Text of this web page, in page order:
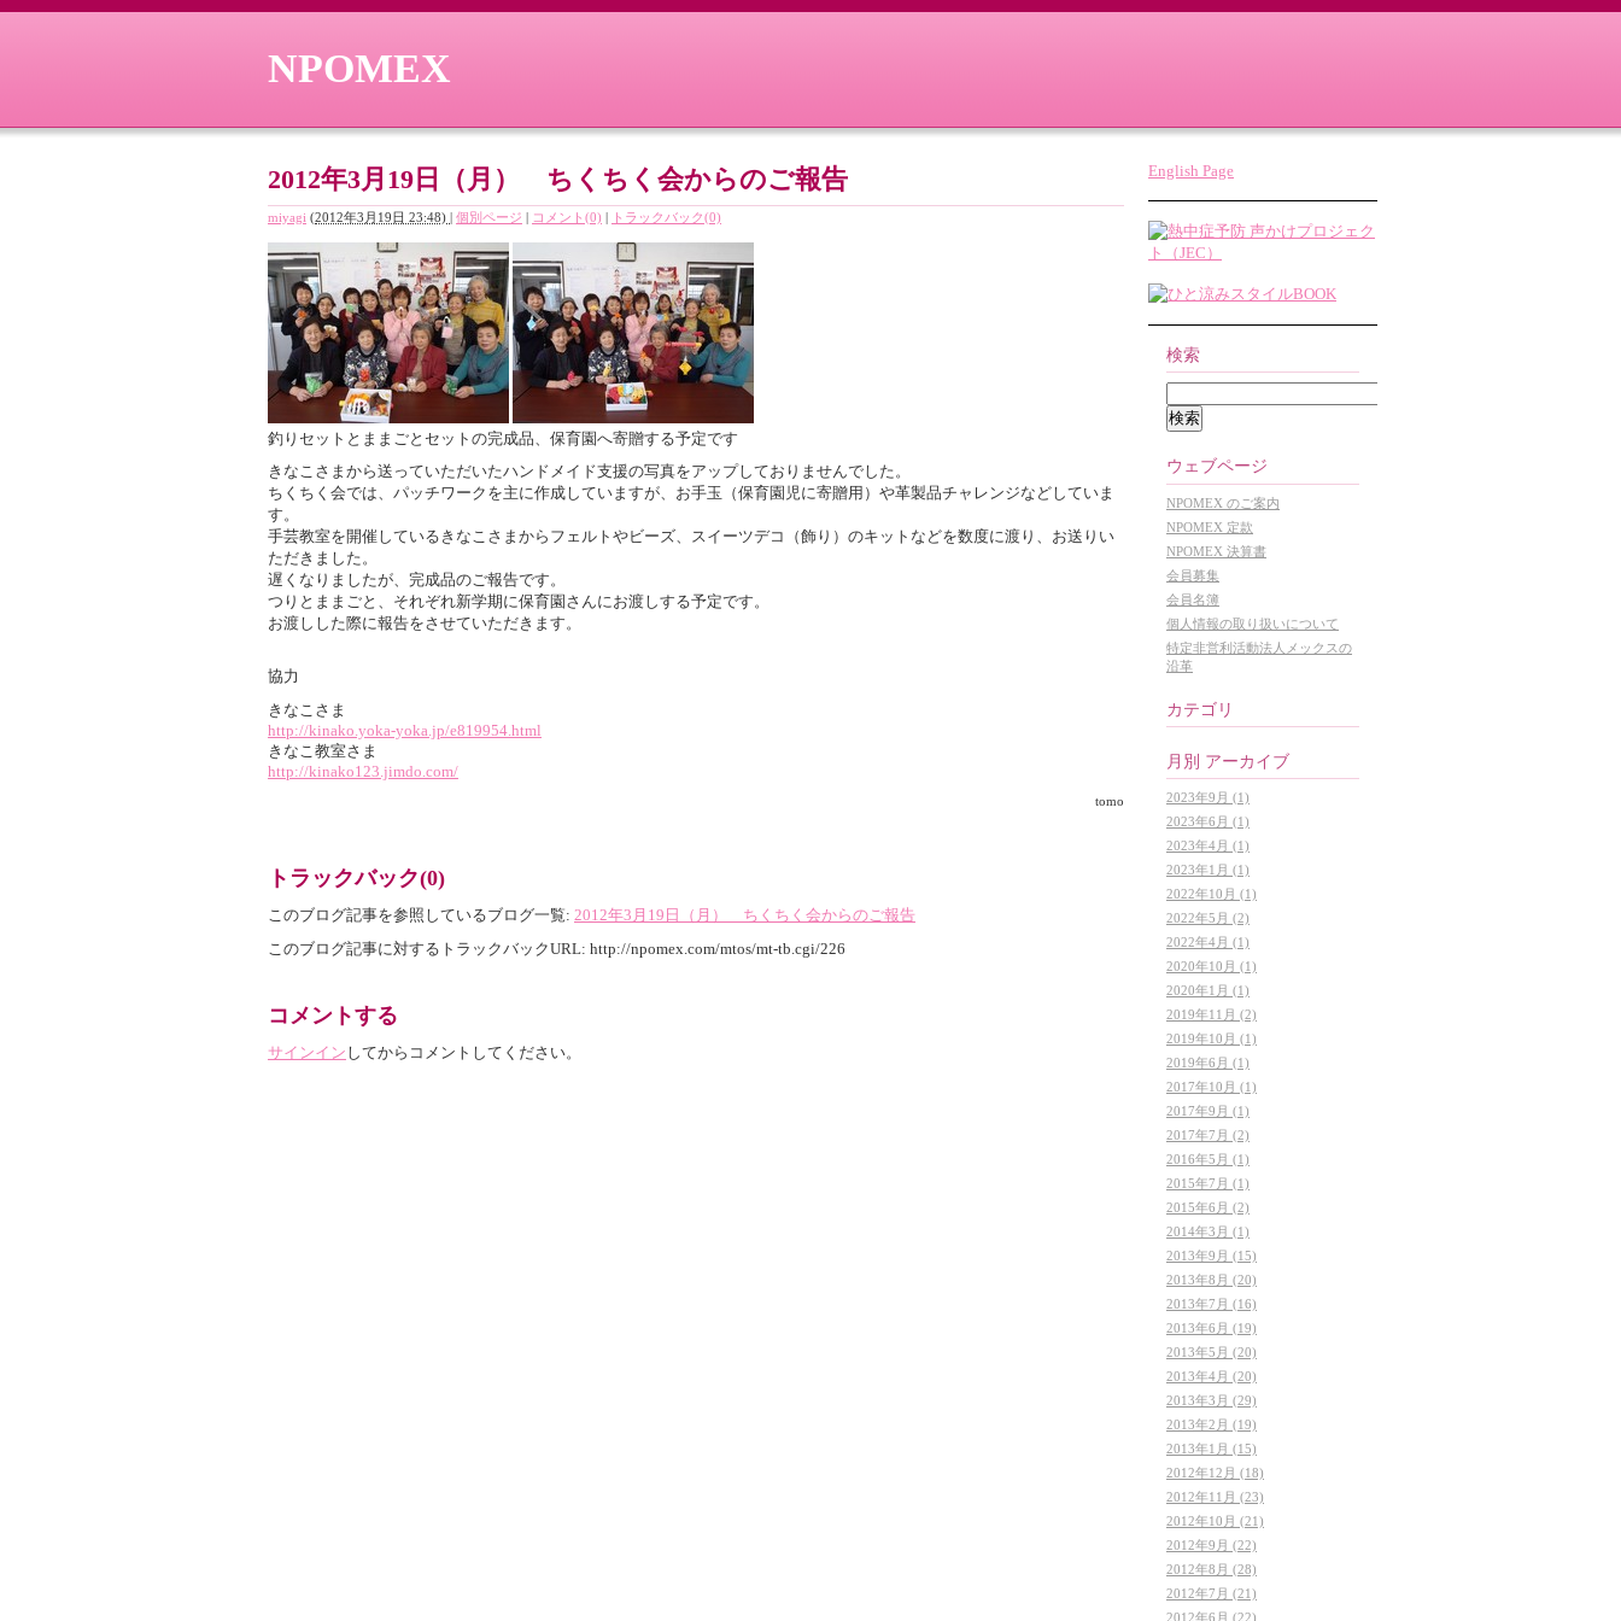
NPOMEX
2012年3月19日（月） ちくちく会からのご報告
miyagi (2012年3月19日 23:48) | 個別ページ | コメント(0) | トラックバック(0)
釣りセットとままごとセットの完成品、保育園へ寄贈する予定です
きなこさまから送っていただいたハンドメイド支援の写真をアップしておりませんでした。
ちくちく会では、パッチワークを主に作成していますが、お手玉（保育園児に寄贈用）や革製品チャレンジなどしていま
す。
手芸教室を開催しているきなこさまからフェルトやビーズ、スイーツデコ（飾り）のキットなどを数度に渡り、お送りい
ただきました。
遅くなりましたが、完成品のご報告です。
つりとままごと、それぞれ新学期に保育園さんにお渡しする予定です。
お渡しした際に報告をさせていただきます。
協力
きなこさま
http://kinako.yoka-yoka.jp/e819954.html
きなこ教室さま
http://kinako123.jimdo.com/
tomo
トラックバック(0)
このブログ記事を参照しているブログ一覧: 2012年3月19日（月） ちくちく会からのご報告
このブログ記事に対するトラックバックURL: http://npomex.com/mtos/mt-tb.cgi/226
コメントする
サインイン してからコメントしてください。
English Page
検索
ウェブページ
NPOMEX のご案内
NPOMEX 定款
NPOMEX 決算書
会員募集
会員名簿
個人情報の取り扱いについて
特定非営利活動法人メックスの
沿革
カテゴリ
月別 アーカイブ
2023年9月 (1)
2023年6月 (1)
2023年4月 (1)
2023年1月 (1)
2022年10月 (1)
2022年5月 (2)
2022年4月 (1)
2020年10月 (1)
2020年1月 (1)
2019年11月 (2)
2019年10月 (1)
2019年6月 (1)
2017年10月 (1)
2017年9月 (1)
2017年7月 (2)
2016年5月 (1)
2015年7月 (1)
2015年6月 (2)
2014年3月 (1)
2013年9月 (15)
2013年8月 (20)
2013年7月 (16)
2013年6月 (19)
2013年5月 (20)
2013年4月 (20)
2013年3月 (29)
2013年2月 (19)
2013年1月 (15)
2012年12月 (18)
2012年11月 (23)
2012年10月 (21)
2012年9月 (22)
2012年8月 (28)
2012年7月 (21)
2012年6月 (22)